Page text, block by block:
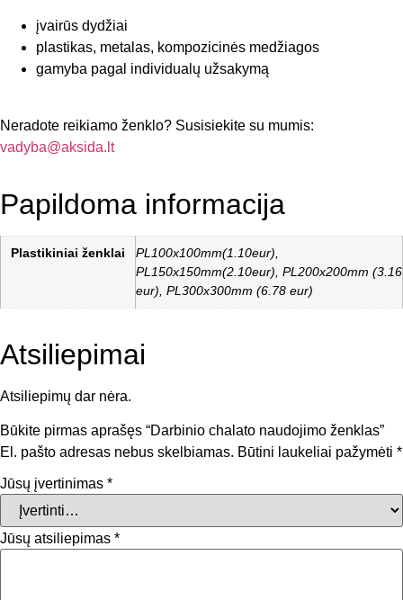
įvairūs dydžiai
plastikas, metalas, kompozicinės medžiagos
gamyba pagal individualų užsakymą
Neradote reikiamo ženklo? Susisiekite su mumis:
vadyba@aksida.lt
Papildoma informacija
Plastikiniai ženklai
PL100x100mm(1.10eur),
PL150x150mm(2.10eur), PL200x200mm (3.16
eur), PL300x300mm (6.78 eur)
Atsiliepimai
Atsiliepimų dar nėra.
Būkite pirmas aprašęs “Darbinio chalato naudojimo ženklas”
El. pašto adresas nebus skelbiamas. Būtini laukeliai pažymėti *
Jūsų įvertinimas *
Jūsų atsiliepimas *